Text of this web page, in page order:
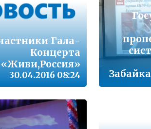
и острых респираторных
общая задача – не допустить
сдать единый
в 2026 году
Гала-
Концерта
«Живи,Россия»
30.04.2016 08:24